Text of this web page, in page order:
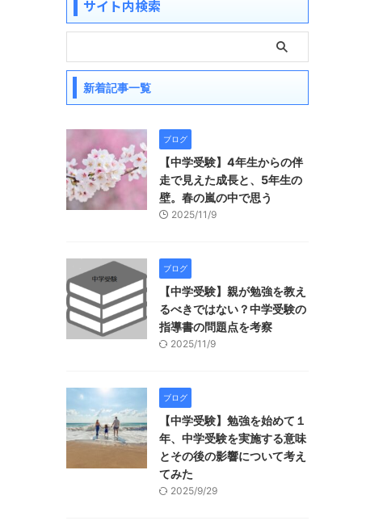
サイト内検索
新着記事一覧
ブログ
【中学受験】4年生からの伴
走で見えた成長と、5年生の
壁。春の嵐の中で思う
2025/11/9
ブログ
【中学受験】親が勉強を教え
るべきではない？中学受験の
指導書の問題点を考察
2025/11/9
ブログ
【中学受験】勉強を始めて１
年、中学受験を実施する意味
とその後の影響について考え
てみた
2025/9/29